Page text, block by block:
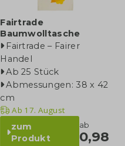
Fairtrade
Baumwolltasche
Fairtrade – Fairer
Handel
Ab 25 Stück
Abmessungen: 38 x 42
cm
Ab 17. August
zum
Produkt
ab
0,98